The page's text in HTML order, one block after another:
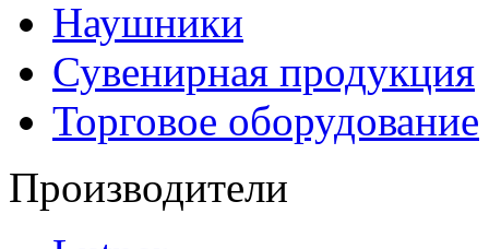
Наушники
Сувенирная продукция
Торговое оборудование
Производители